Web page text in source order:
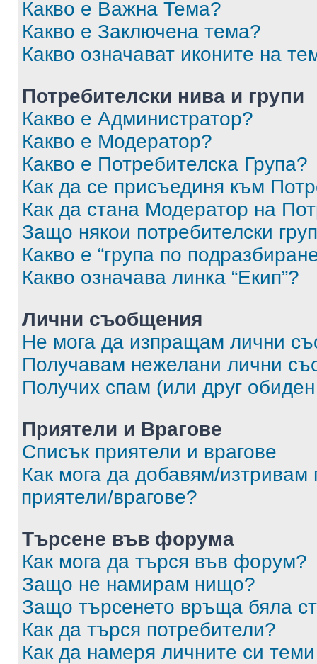
Какво е Важна Тема?
Какво е Заключена тема?
Какво означават иконите на
Потребителски нива и групи
Какво е Администратор?
Какво е Модератор?
Какво е Потребителска Група?
Как да се присъединя към
Как да стана Модератор на
Защо някои потребителски
Какво е “група по
Какво означава линка “Екип”?
Лични съобщения
Не мога да изпращам лични
Получавам нежелани лични
Получих спам (или друг
Приятели и Врагове
Списък приятели и врагове
Как мога да добавям/изтривам
приятели/врагове?
Търсене във форума
Как мога да търся във форум?
Защо не намирам нищо?
Защо търсенето връща бяла
Как да търся потребители?
Как да намеря личните си